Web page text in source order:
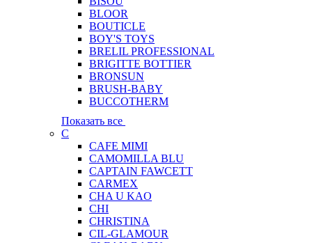
BLOOR
BOUTICLE
BOY'S TOYS
BRELIL PROFESSIONAL
BRIGITTE BOTTIER
BRONSUN
BRUSH-BABY
BUCCOTHERM
Показать все
C
CAFE MIMI
CAMOMILLA BLU
CAPTAIN FAWCETT
CARMEX
CHA U KAO
CHI
CHRISTINA
CIL-GLAMOUR